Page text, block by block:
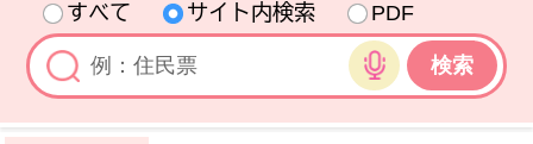
すべて
サイト内検索
PDF
音声検索